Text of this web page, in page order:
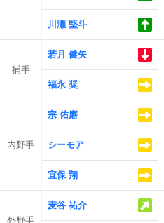
川瀬 堅斗
捕手
若月 健矢
福永 奨
内野手
宗 佑磨
シーモア
宜保 翔
外野手
麦谷 祐介